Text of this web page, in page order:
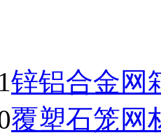
锌铝合金网
覆塑石笼网